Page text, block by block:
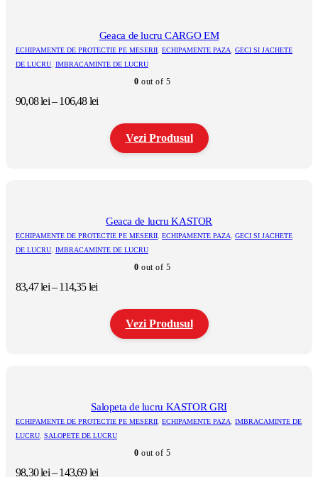
Geaca de lucru CARGO EM
ECHIPAMENTE DE PROTECTIE PE MESERII, ECHIPAMENTE PAZA, GECI SI JACHETE
DE LUCRU, IMBRACAMINTE DE LUCRU
0 out of 5
90,08lei– 106,48leiInterval
prețuri:
90,08 lei
până
Vezi Produsul
variații.
Opțiunile
pot
alese
în
Geaca de lucru KASTOR
ECHIPAMENTE DE PROTECTIE PE MESERII, ECHIPAMENTE PAZA, GECI SI JACHETE
DE LUCRU, IMBRACAMINTE DE LUCRU
0 out of 5
83,47lei– 114,35leiInterval
prețuri:
83,47 lei
până
Vezi Produsul
variații.
Opțiunile
pot
alese
Salopeta de lucru KASTOR GRI
ECHIPAMENTE DE PROTECTIE PE MESERII, ECHIPAMENTE PAZA, IMBRACAMINTE DE
LUCRU, SALOPETE DE LUCRU
0 out of 5
98,30lei– 143,69leiInterval